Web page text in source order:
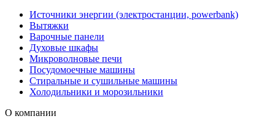
Источники энергии (электростанции, powerbank)
Вытяжки
Варочные панели
Духовые шкафы
Микроволновые печи
Посудомоечные машины
Стиральные и сушильные машины
Холодильники и морозильники
О компании